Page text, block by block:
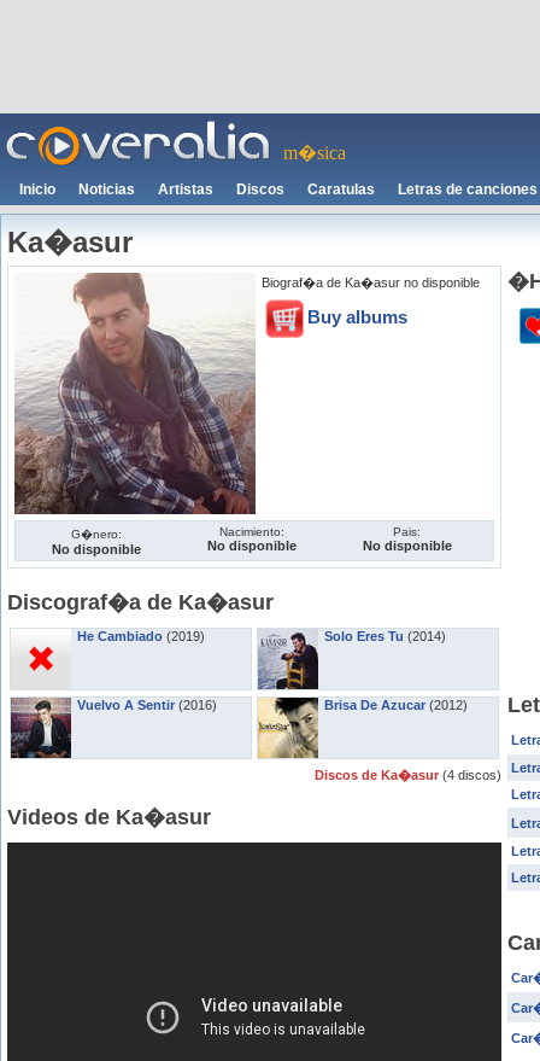
m�sica
Inicio Noticias Artistas Discos Caratulas Letras de canciones
Ka�asur
Biograf�a de Ka�asur no disponible
Buy albums
G�nero:
No disponible
Nacimiento:
No disponible
Pais:
No disponible
Discograf�a de Ka�asur
He Cambiado (2019)
Vuelvo A Sentir (2016)
Solo Eres Tu (2014)
Brisa De Azucar (2012)
Discos de Ka�asur (4 discos)
Videos de Ka�asur